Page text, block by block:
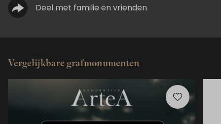
Deel met familie en vrienden
Vergelijkbare grafmonumenten